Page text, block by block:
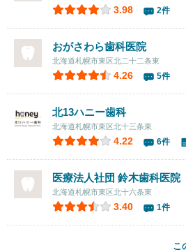
3.98 2件
おがさわら歯科医院
北海道札幌市東区北二十二条東
4.26 5件
北13ハニー歯科
北海道札幌市東区北十三条東
4.22 6件
医療法人社団 鈴木歯科医院
北海道札幌市東区北十六条東
3.40 1件
こ